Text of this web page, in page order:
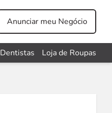
Anunciar meu Negócio
Dentistas Loja de Roupas